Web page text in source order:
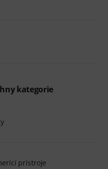
kategorie
prístroje